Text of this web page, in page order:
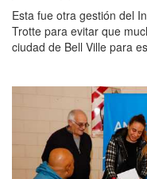
Esta fue otra gestión del
Trotte para evitar que
ciudad de Bell Ville para